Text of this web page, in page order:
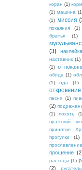
коран (1)
(1) машина
(1) миссия
покаяния
(1)
братья
(1)
(3)
наставник (1)
(1) о
обида (1)
(1)
ода (1)
откровение
песня (1)
(2)
(1)
похоть
пражский
принятие
прогулки
(1)
прославление
прощение
расходы (1)
(2)